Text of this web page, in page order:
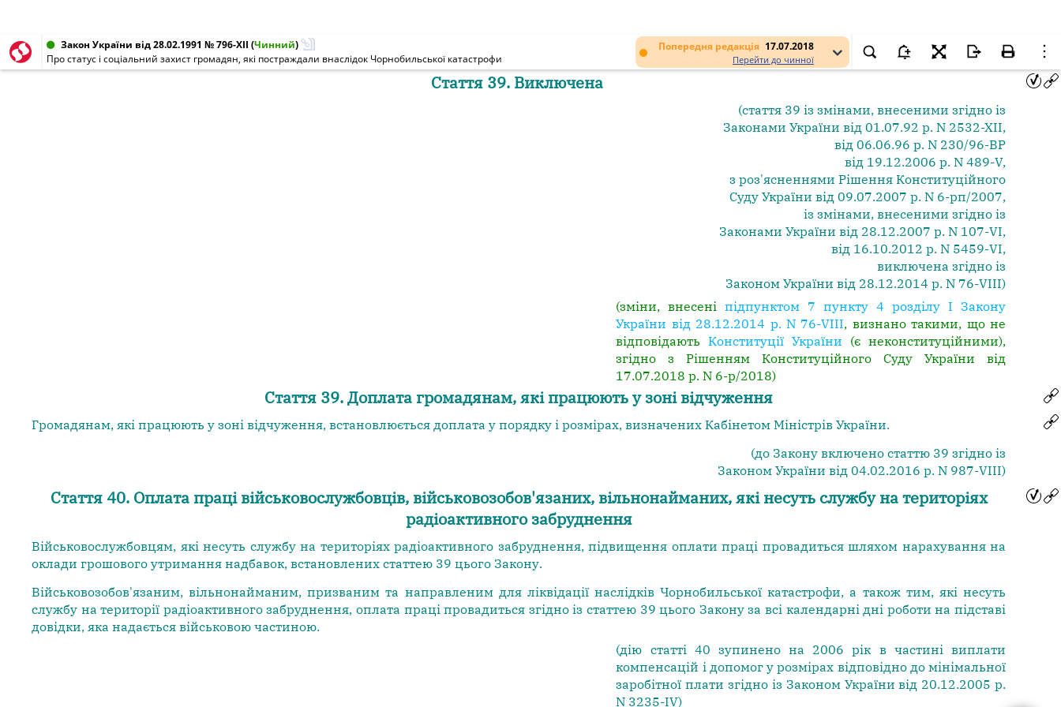
Попередня редакція 17.07.2018
Перейти до чинної
Закон України від 28.02.1991 № 796-XII (Чинний)
Про статус і соціальний захист громадян, які постраждали внаслідок Чорнобильської катастрофи